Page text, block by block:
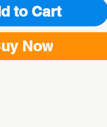
to Cart
Now